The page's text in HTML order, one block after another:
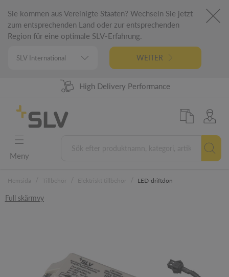
Sie kommen aus Vereinigte Staaten? Wechseln Sie jetzt
zum entsprechenden Land oder zur entsprechenden
Region für eine optimale SLV-Erfahrung.
WEITER
98% Product Availability
High Delivery Performance
5 Years Warranty
German Engineering
Meny
LED-driftdon
Full skärmvy